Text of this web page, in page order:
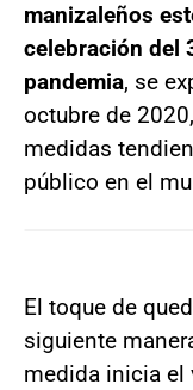
manizaleños
celebración del
pandemia, se
octubre de
medidas
público en el
El toque de
siguiente
medida inicia el